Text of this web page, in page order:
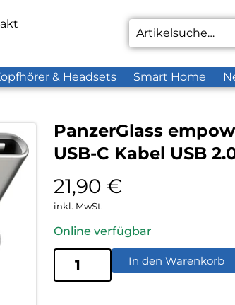
& Headsets Smart Home
PanzerGlass
USB-C Kabel USB
21,90 €
inkl. MwSt.
Online verfügbar
In den Warenkorb